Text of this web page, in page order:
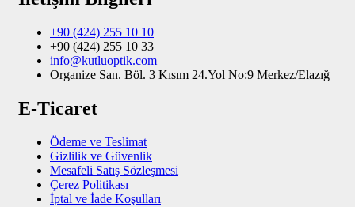
+90 (424) 255 10 10
+90 (424) 255 10 33
info@kutluoptik.com
Organize San. Böl. 3 Kısım 24.Yol No:9 Merkez/Elazığ
E-Ticaret
Ödeme ve Teslimat
Gizlilik ve Güvenlik
Mesafeli Satış Sözleşmesi
Çerez Politikası
İptal ve İade Koşulları